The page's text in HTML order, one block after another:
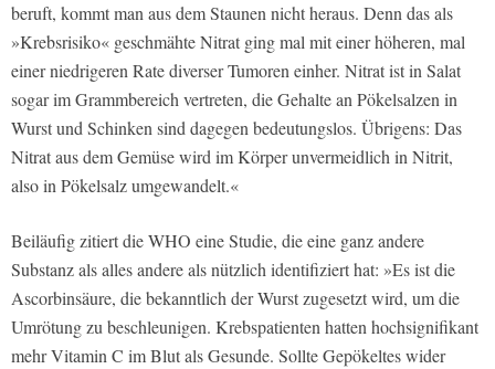
beruft, kommt man aus dem Staunen nicht heraus. Denn das als
»Krebsrisiko« geschmähte Nitrat ging mal mit einer höheren, mal
einer niedrigeren Rate diverser Tumoren einher. Nitrat ist in Salat
sogar im Grammbereich vertreten, die Gehalte an Pökelsalzen in
Wurst und Schinken sind dagegen bedeutungslos. Übrigens: Das
Nitrat aus dem Gemüse wird im Körper unvermeidlich in Nitrit,
also in Pökelsalz umgewandelt.«
Beiläufig zitiert die WHO eine Studie, die eine ganz andere
Substanz als alles andere als nützlich identifiziert hat: »Es ist die
Ascorbinsäure, die bekanntlich der Wurst zugesetzt wird, um die
Umrötung zu beschleunigen. Krebspatienten hatten hochsignifikant
mehr Vitamin C im Blut als Gesunde. Sollte Gepökeltes wider